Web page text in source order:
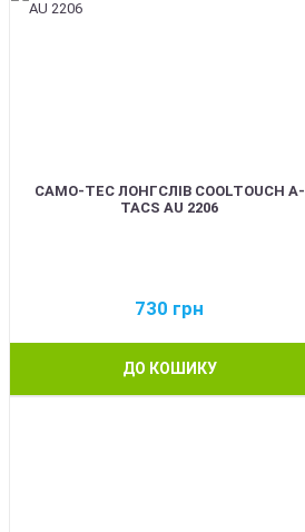
CAMO-TEC ЛОНГСЛІВ COOLTOUCH A-
TACS AU 2206
730 грн
ДО КОШИКУ